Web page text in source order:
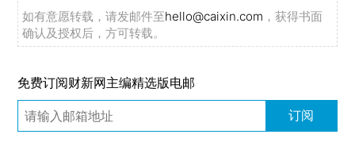
如有意愿转载，请发邮件至hello@caixin.com ，获得书面
确认及授权后，方可转载。
免费订阅财新网主编精选版电邮
订阅